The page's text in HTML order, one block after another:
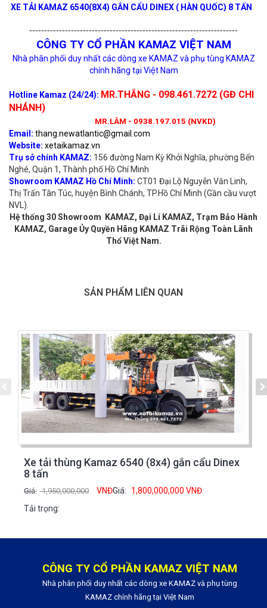
XE TẢI KAMAZ 6540(8X4) GẮN CẨU DINEX ( HÀN QUỐC) 8 TẤN
----------------------------------------------------------------------
CÔNG TY CỔ PHẦN KAMAZ VIỆT NAM
Nhà phân phối duy nhất các dòng xe KAMAZ và phụ tùng KAMAZ
chính hãng tại Việt Nam
Hotline Kamaz (24/24): MR.THẮNG - 098.461.7272 (GĐ CHI
NHÁNH)
MR.LÂM - 0938.197.015 (NVKD)
Email: thang.newatlantic@gmail.com
Website: xetaikamaz.vn
Trụ sở chính KAMAZ: 156 đường Nam Kỳ Khởi Nghĩa, phường Bến
Nghé, Quận 1, Thành phố Hồ Chí Minh
Showroom KAMAZ Hồ Chí Minh: CT01 Đại Lộ Nguyễn Văn Linh,
Thị Trấn Tân Túc, huyện Bình Chánh, TP.Hồ Chí Minh (Gần cầu vượt
NVL).
Hệ thống 30 Showroom KAMAZ, Đại Lí KAMAZ, Trạm Bảo Hành
KAMAZ, Garage Ủy Quyền Hãng KAMAZ Trãi Rộng Toàn Lãnh
Thổ Việt Nam.
SẢN PHẨM LIÊN QUAN
Xe tải thùng Kamaz 6540 (8x4) gắn cẩu Dinex
8 tấn
Giá: 1,950,000,000 VNĐGiá: 1,800,000,000 VNĐ
Tải trọng:
CÔNG TY CỔ PHẦN KAMAZ VIỆT NAM
Nhà phân phối duy nhất các dòng xe KAMAZ và phụ tùng
KAMAZ chính hãng tại Việt Nam